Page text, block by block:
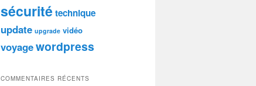
sécurité technique
update upgrade vidéo
voyagewordpress
COMMENTAIRES RÉCENTS